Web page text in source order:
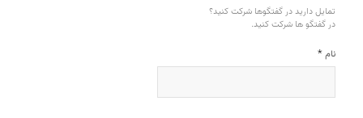
تمایل دارید در گفتگوها شرکت کنید؟
در گفتگو ها شرکت کنید.
نام *